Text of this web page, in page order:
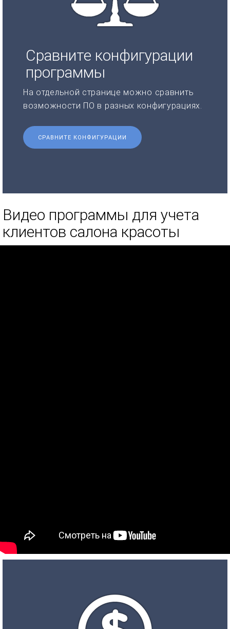
Сравните конфигурации
программы
На отдельной странице можно сравнить
возможности ПО в разных конфигурациях.
СРАВНИТЕ КОНФИГУРАЦИИ
Видео программы для учета
клиентов салона красоты